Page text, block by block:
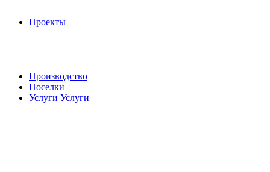
Проекты
Производство
Поселки
Услуги Услуги